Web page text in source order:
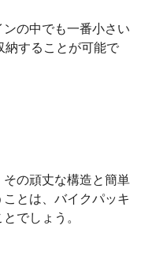
の中でも一番小さい
納することが可能で
の頑丈な構造と簡単
とは、バイクパッキ
でしょう。